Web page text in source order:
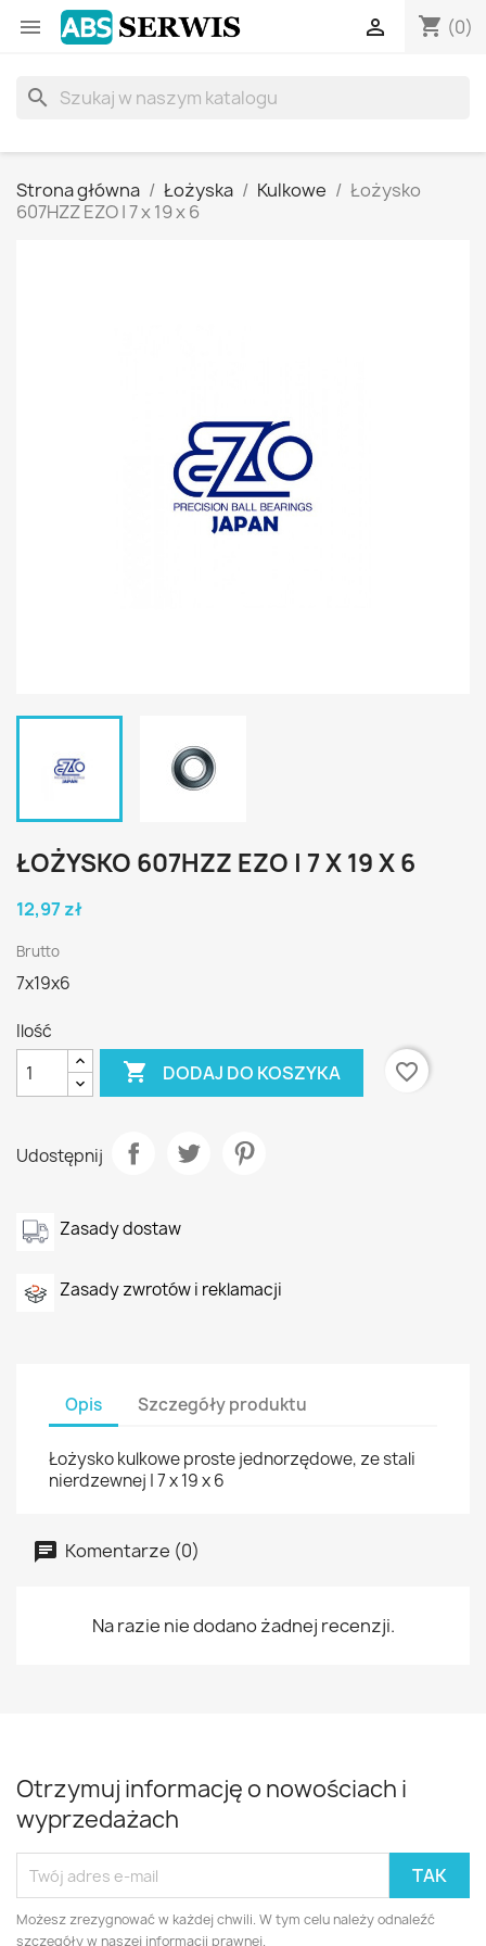
 shopping_cart (0)

search
Strona główna Łożyska Kulkowe
Łożysko
607HZZ EZO | 7 x 19 x 6
ŁOŻYSKO 607HZZ EZO | 7 X 19 X 6
12,97 zł
Brutto
7x19x6
Ilość
 DODAJ DO KOSZYKA favorite_border
Udostępnij
Zasady dostaw
Zasady zwrotów i reklamacji
Opis Szczegóły produktu
Łożysko kulkowe proste jednorzędowe, ze stali
nierdzewnej | 7 x 19 x 6
Komentarze (0)
Na razie nie dodano żadnej recenzji.
Otrzymuj informację o nowościach i
wyprzedażach
Możesz zrezygnować w każdej chwili. W tym celu należy odnaleźć
szczegóły w naszej informacji prawnej.